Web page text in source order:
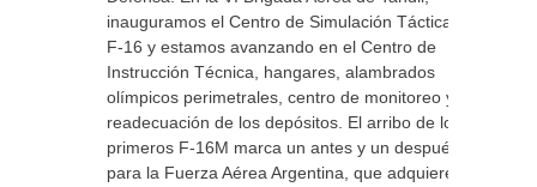
inauguramos el Centro de Simulación Táctica
F-16 y estamos avanzando en el Centro de
Instrucción Técnica, hangares, alambrados
olímpicos perimetrales, centro de monitoreo y
readecuación de los depósitos. El arribo de los
primeros F-16M marca un antes y un después
para la Fuerza Aérea Argentina, que adquiere